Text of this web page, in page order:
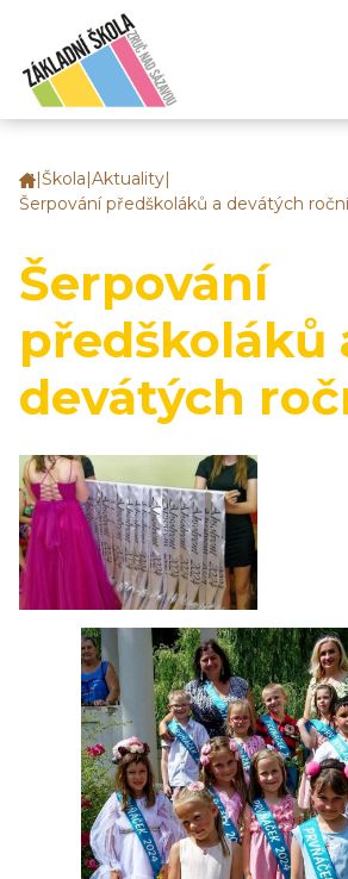
Základní
škola
nad
Sázavou
Škola Aktuality
Šerpování předškoláků a devátých
Šerpování
předškoláků
devátých